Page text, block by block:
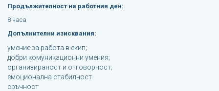
Продължителност на работния ден:
8 часа
Допълнителни изисквания:
умение за работа в екип;
добри комуникационни умения;
организираност и отговорност;
емоционална стабилност
сръчност